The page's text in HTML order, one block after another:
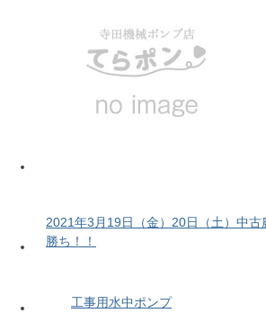
2021年3月19日（金）20日（土）中
勝ち！！
工事用水中ポンプ